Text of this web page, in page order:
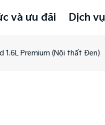
và ưu đãi Dịch vụ
1.6L Premium (Nội thất Đen)